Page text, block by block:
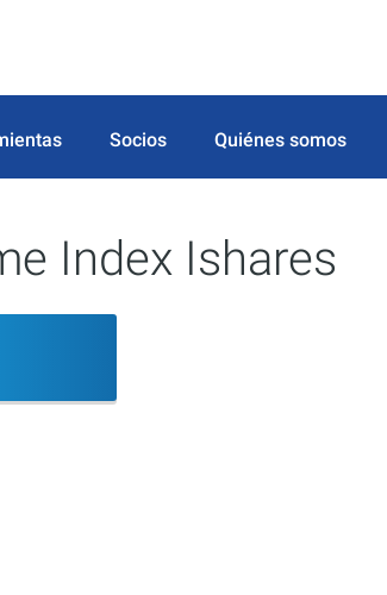
Socios Quiénes somos
Index Ishares